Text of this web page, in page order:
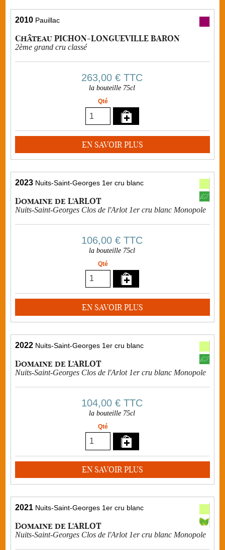
2010 Pauillac
Château PICHON-LONGUEVILLE BARON
2ème grand cru classé
263,00 € TTC
la bouteille 75cl
Qté
EN SAVOIR PLUS
2023 Nuits-Saint-Georges 1er cru blanc
Domaine de L'ARLOT
Nuits-Saint-Georges Clos de l'Arlot 1er cru blanc Monopole
106,00 € TTC
la bouteille 75cl
Qté
EN SAVOIR PLUS
2022 Nuits-Saint-Georges 1er cru blanc
Domaine de L'ARLOT
Nuits-Saint-Georges Clos de l'Arlot 1er cru blanc Monopole
104,00 € TTC
la bouteille 75cl
Qté
EN SAVOIR PLUS
2021 Nuits-Saint-Georges 1er cru blanc
Domaine de L'ARLOT
Nuits-Saint-Georges Clos de l'Arlot 1er cru blanc Monopole